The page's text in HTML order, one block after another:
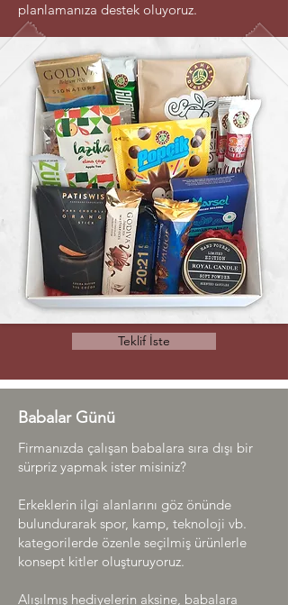
planlamanıza destek oluyoruz.
Teklif İste
Babalar Günü
Firmanızda çalışan babalara sıra dışı bir
sürpriz yapmak ister misiniz?
Erkeklerin ilgi alanlarını göz önünde
bulundurarak spor, kamp, teknoloji vb.
kategorilerde özenle seçilmiş ürünlerle
konsept kitler oluşturuyoruz.
Alışılmış hediyelerin aksine, babalara